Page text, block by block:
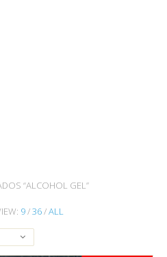
“ALCOHOL GEL”
9/36/ALL